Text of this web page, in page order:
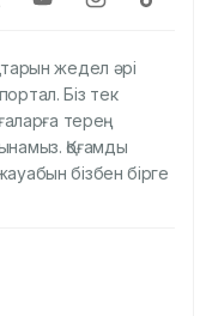
жедел әрі
Біз тек
терең
Қоғамды
бізбен бірге